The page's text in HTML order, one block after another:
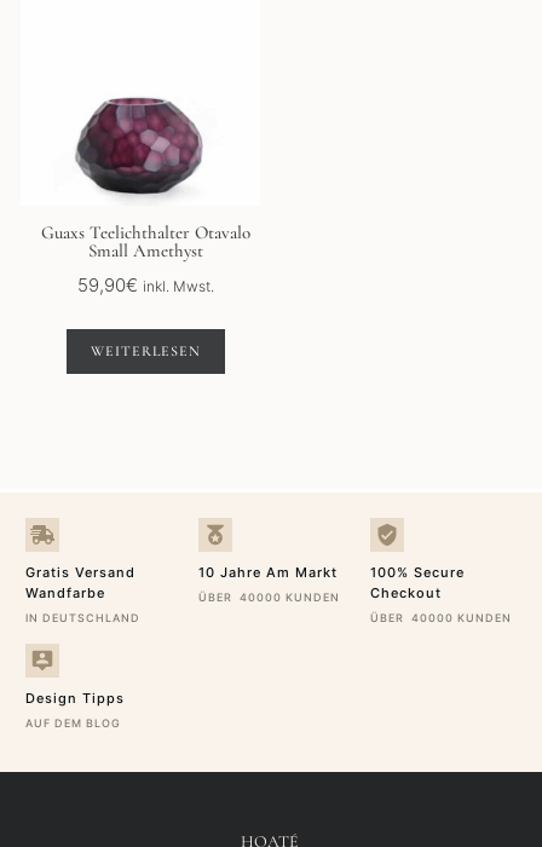
Guaxs Teelichthalter Otavalo
Small Amethyst
59,90€ inkl. Mwst.
WEITERLESEN
Gratis Versand
Wandfarbe
IN DEUTSCHLAND
10 Jahre Am Markt
ÜBER 40000 KUNDEN
100% Secure
Checkout
ÜBER 40000 KUNDEN
Design Tipps
AUF DEM BLOG
HOATÉ